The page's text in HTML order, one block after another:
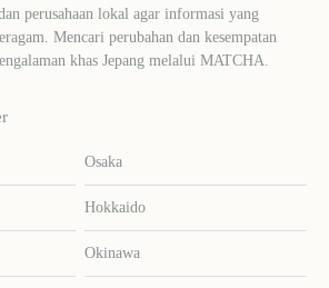
perusahaan lokal agar informasi yang
Mencari perubahan dan kesempatan
khas Jepang melalui MATCHA.
Osaka
Hokkaido
Okinawa